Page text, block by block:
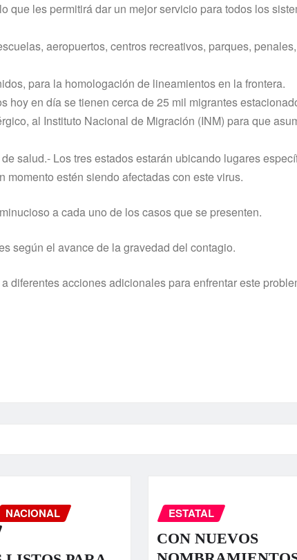
que les permitirá dar un mejor servicio para todos los
aeropuertos, centros recreativos, parques,
para la homologación de lineamientos en la frontera.
hoy en día se tienen cerca de 25 mil migrantes
al Instituto Nacional de Migración (INM) para que
salud.- Los tres estados estarán ubicando lugares
estén siendo afectadas con este virus.
a cada uno de los casos que se presenten.
según el avance de la gravedad del contagio.
diferentes acciones adicionales para enfrentar este
NACIONAL
ESTATAL
CON NUEVOS